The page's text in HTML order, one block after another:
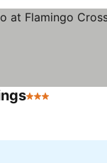
3 Stjärnor